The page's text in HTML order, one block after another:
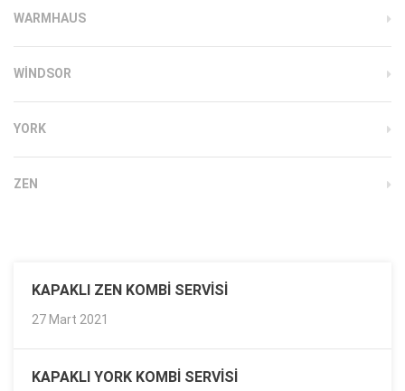
WARMHAUS
WINDSOR
YORK
ZEN
KAPAKLI ZEN KOMBI SERVISI
27 Mart 2021
KAPAKLI YORK KOMBI SERVISI